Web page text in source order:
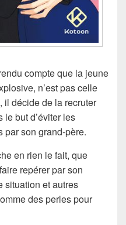
compte que la jeune
n’est pas celle
il décide de la recruter
but d’éviter les
par son grand-père.
en rien le fait, que
repérer par son
situation et autres
des perles pour